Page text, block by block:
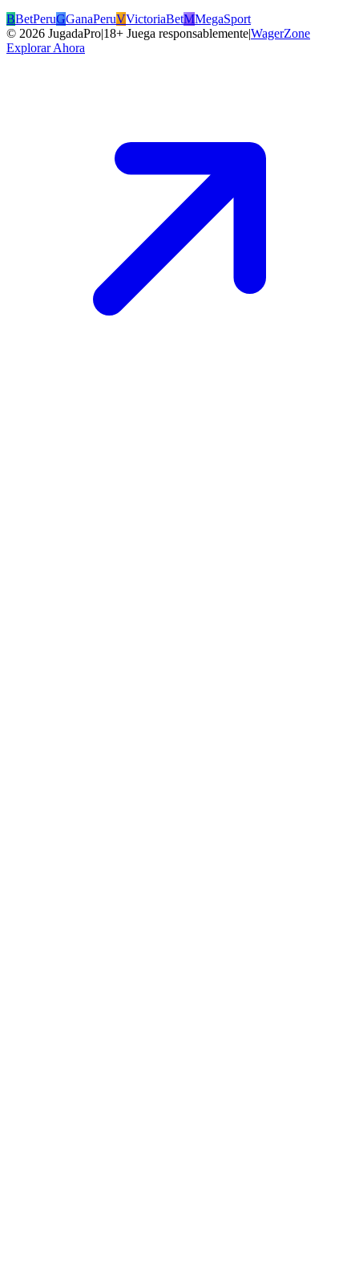
BBetPeruGGanaPeruVVictoriaBetMMegaSport
© 2026 JugadaPro|18+ Juega responsablemente|WagerZone
Explorar Ahora